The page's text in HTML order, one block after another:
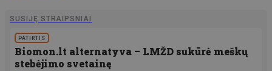
SUSIJĘ STRAIPSNIAI
PATIRTIS
Biomon.lt alternatyva – LMŽD sukūrė meškų
stebėjimo svetainę